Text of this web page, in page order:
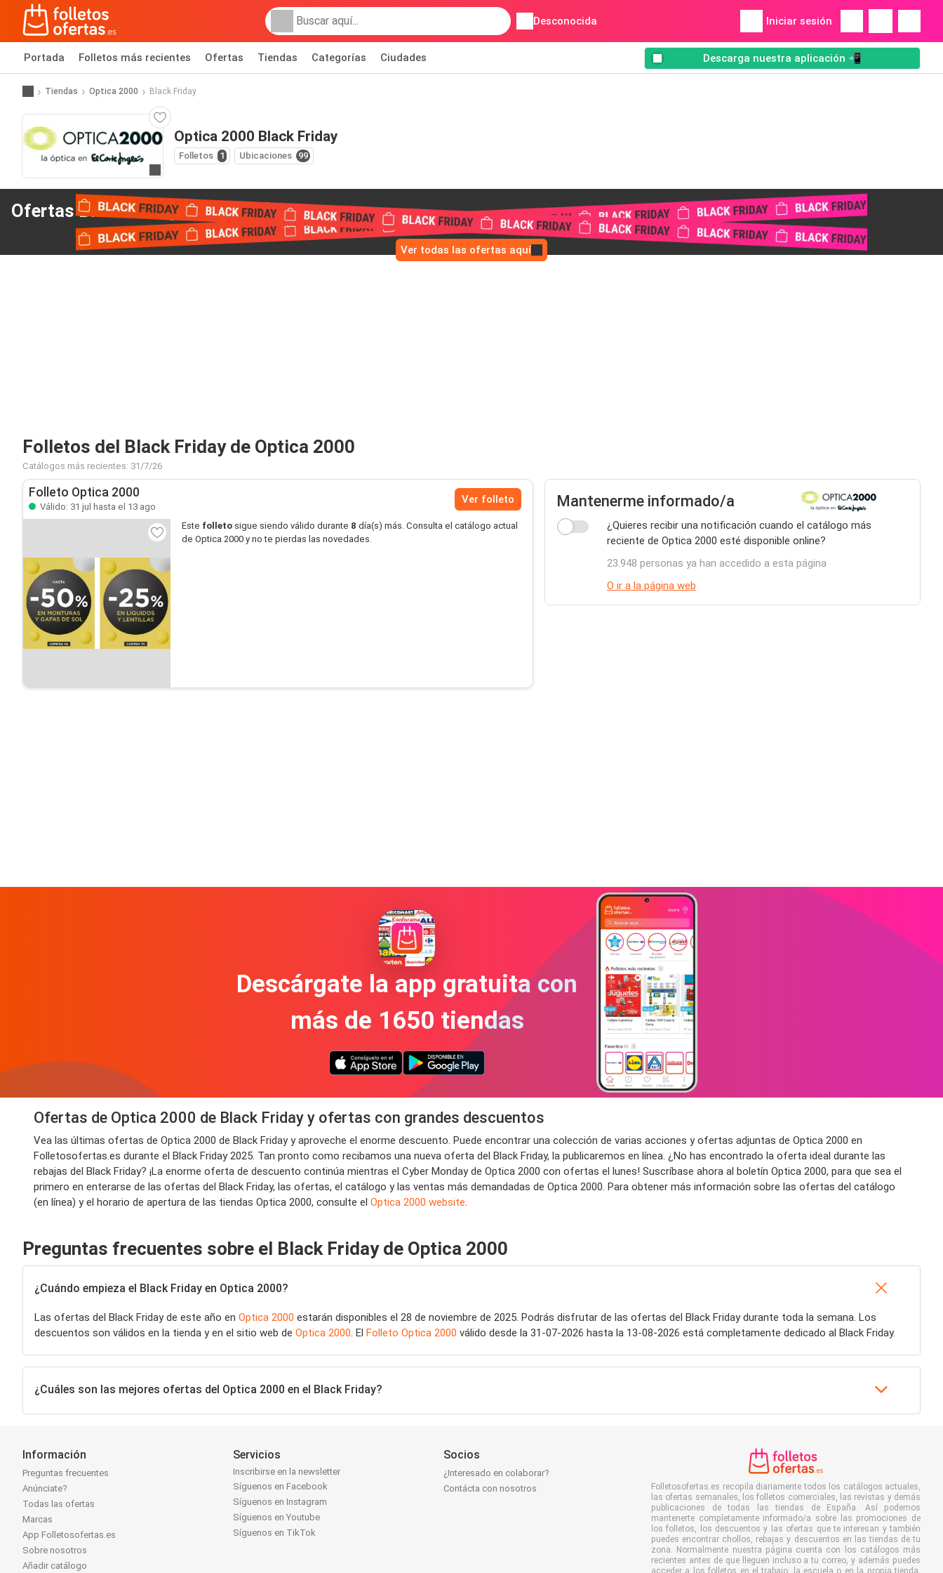
Desconocida Iniciar sesión
Portada Folletos más recientes Ofertas Tiendas Categorías Ciudades Descarga nuestra aplicación 📲
Tiendas Optica 2000 Black Friday
Optica 2000 Black Friday
Folletos 1 Ubicaciones 99
Ofertas Black Friday de Optica 2000
Ver todas las ofertas aquí
Folletos del Black Friday de Optica 2000
Catálogos más recientes: 31/7/26
Folleto Optica 2000
Válido: 31 jul hasta el 13 ago
Ver folleto
Este folleto sigue siendo válido durante 8 día(s) más. Consulta el catálogo actual
de Optica 2000 y no te pierdas las novedades.
Mantenerme informado/a
¿Quieres recibir una notificación cuando el catálogo más
reciente de Optica 2000 esté disponible online?
23.948 personas ya han accedido a esta página
O ir a la página web
Descárgate la app gratuita con
más de 1650 tiendas
Ofertas de Optica 2000 de Black Friday y ofertas con grandes descuentos
Vea las últimas ofertas de Optica 2000 de Black Friday y aproveche el enorme descuento. Puede encontrar una colección de varias acciones y ofertas adjuntas de Optica 2000 en
Folletosofertas.es durante el Black Friday 2025. Tan pronto como recibamos una nueva oferta del Black Friday, la publicaremos en línea. ¿No has encontrado la oferta ideal durante las
rebajas del Black Friday? ¡La enorme oferta de descuento continúa mientras el Cyber ​​Monday de Optica 2000 con ofertas el lunes! Suscríbase ahora al boletín Optica 2000, para que sea el
primero en enterarse de las ofertas del Black Friday, las ofertas, el catálogo y las ventas más demandadas de Optica 2000. Para obtener más información sobre las ofertas del catálogo
(en línea) y el horario de apertura de las tiendas Optica 2000, consulte el Optica 2000 website.
Preguntas frecuentes sobre el Black Friday de Optica 2000
¿Cuándo empieza el Black Friday en Optica 2000?
Las ofertas del Black Friday de este año en Optica 2000 estarán disponibles el 28 de noviembre de 2025. Podrás disfrutar de las ofertas del Black Friday durante toda la semana. Los
descuentos son válidos en la tienda y en el sitio web de Optica 2000. El Folleto Optica 2000 válido desde la 31-07-2026 hasta la 13-08-2026 está completamente dedicado al Black Friday.
¿Cuáles son las mejores ofertas del Optica 2000 en el Black Friday?
Información
Preguntas frecuentes
Anúnciate?
Todas las ofertas
Marcas
App Folletosofertas.es
Sobre nosotros
Añadir catálogo
Servicios
Inscribirse en la newsletter
Síguenos en Facebook
Síguenos en Instagram
Síguenos en Youtube
Síguenos en TikTok
Socios
¿Interesado en colaborar?
Contácta con nosotros
Folletosofertas.es recopila diariamente todos los catálogos actuales,
las ofertas semanales, los folletos comerciales, las revistas y demás
publicaciones de todas las tiendas de España. Así podemos
mantenerte completamente informado/a sobre las promociones de
los folletos, los descuentos y las ofertas que te interesan y también
puedes encontrar chollos, rebajas y descuentos en las tiendas de tu
zona. Normalmente nuestra página cuenta con los catálogos más
recientes antes de que lleguen incluso a tu correo, y además puedes
acceder a los folletos en el trabajo, la escuela o en la propia tienda.